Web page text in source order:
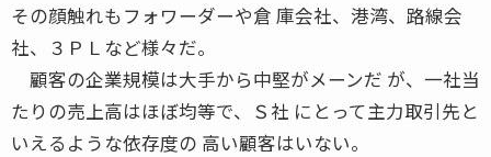
その顔触れもフォワーダーや倉 庫会社、港湾、路線会
社、３ＰＬなど様々だ。
顧客の企業規模は大手から中堅がメーンだ が、一社当
たりの売上高はほぼ均等で、Ｓ社 にとって主力取引先と
いえるような依存度の 高い顧客はいない。